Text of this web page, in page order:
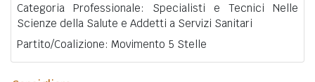
Categoria Professionale: Specialisti e Tecnici Nelle
Scienze della Salute e Addetti a Servizi Sanitari
Partito/Coalizione: Movimento 5 Stelle